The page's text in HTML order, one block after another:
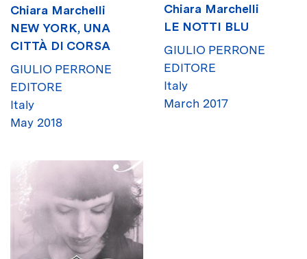
Chiara Marchelli
NEW YORK, UNA
CITTÀ DI CORSA
GIULIO PERRONE
EDITORE
Italy
May 2018
Chiara Marchelli
LE NOTTI BLU
GIULIO PERRONE
EDITORE
Italy
March 2017